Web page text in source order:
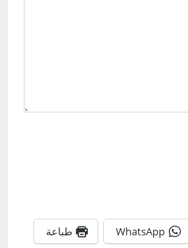
WhatsApp طباعة